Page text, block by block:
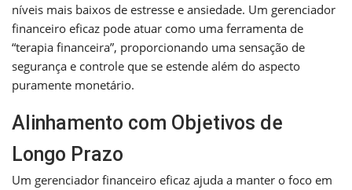
níveis mais baixos de estresse e ansiedade. Um gerenciador
financeiro eficaz pode atuar como uma ferramenta de
“terapia financeira”, proporcionando uma sensação de
segurança e controle que se estende além do aspecto
puramente monetário.
Alinhamento com Objetivos de
Longo Prazo
Um gerenciador financeiro eficaz ajuda a manter o foco em